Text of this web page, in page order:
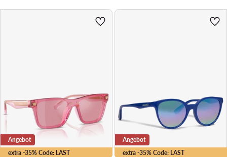
extra -35% Code: LAST
Angebot
extra -35% Code: LAST
Angebot